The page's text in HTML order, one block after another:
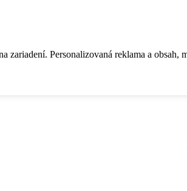
Personalizovaná reklama a obsah,